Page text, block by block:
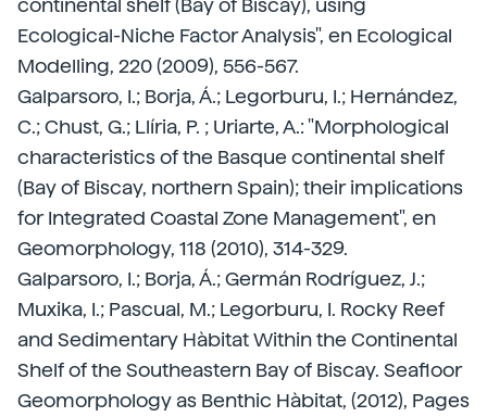
Ecological-Niche Factor Analysis", en Ecological
Modelling, 220 (2009), 556-567.
Galparsoro, I.; Borja, Á.; Legorburu, I.; Hernández,
C.; Chust, G.; Llíria, P. ; Uriarte, A.: "Morphological
characteristics of the Basque continental shelf
(Bay of Biscay, northern Spain); their implications
for Integrated Coastal Zone Management", en
Geomorphology, 118 (2010), 314-329.
Galparsoro, I.; Borja, Á.; Germán Rodríguez, J.;
Muxika, I.; Pascual, M.; Legorburu, I. Rocky Reef
and Sedimentary Hàbitat Within the Continental
Shelf of the Southeastern Bay of Biscay. Seafloor
Geomorphology as Benthic Hàbitat, (2012), Pages